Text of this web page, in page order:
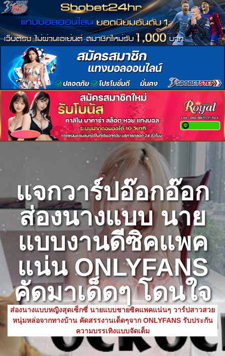
content
แจกวาร์ปอ๊อกอ๊อก
ส่องนางแบบ นาย
แบบงานดีซิคแพค
แน่น ONLYFANS
คัดมาเด็ดๆ โดนใจ
ส่องนางแบบหญิงสุดเซ็กซี่ นายแบบชายซิคแพคแน่นๆ วาร์ปสาวสวย
หนุ่มหล่อจากทางบ้าน คัดสรรงานเด็ดๆจาก ONLYFANS รับประกัน
ความบรรเทิงแบบจัดเต็ม